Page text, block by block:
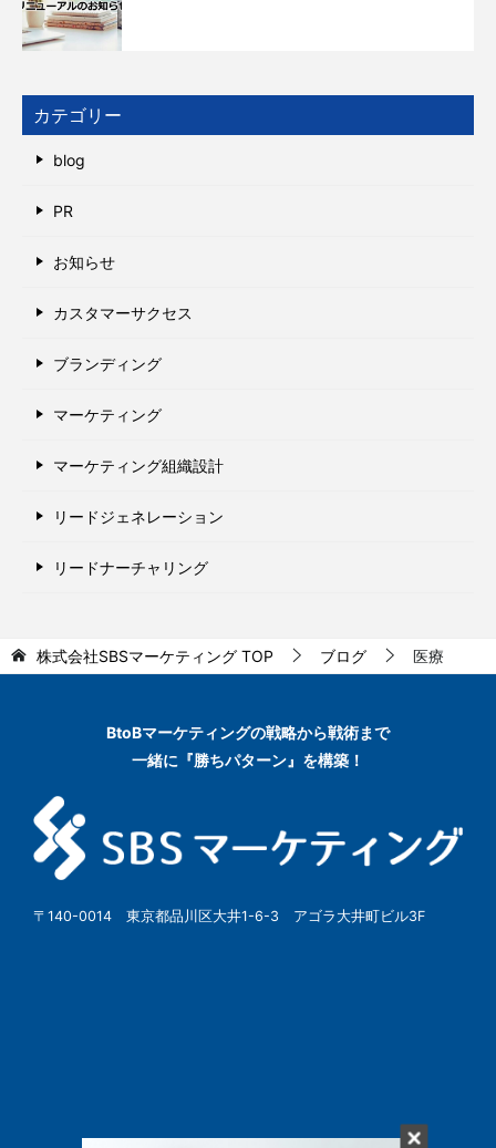
カテゴリー
blog
PR
お知らせ
カスタマーサクセス
ブランディング
マーケティング
マーケティング組織設計
リードジェネレーション
リードナーチャリング
株式会社SBSマーケティング TOP ブログ 医療
BtoBマーケティングの戦略から戦術まで
一緒に『勝ちパターン』を構築！
〒140-0014 東京都品川区大井1-6-3 アゴラ大井町ビル3F